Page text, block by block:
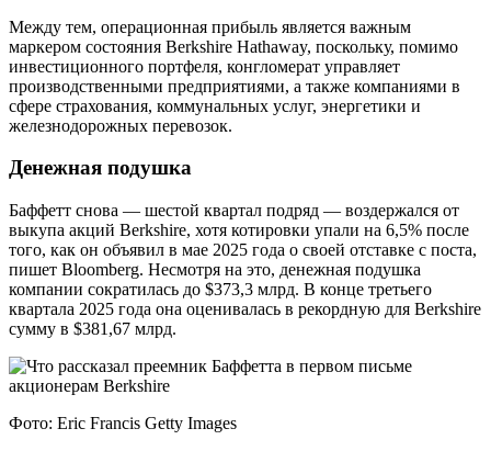
Между тем, операционная прибыль является важным
маркером состояния Berkshire Hathaway, поскольку, помимо
инвестиционного портфеля, конгломерат управляет
производственными предприятиями, а также компаниями в
сфере страхования, коммунальных услуг, энергетики и
железнодорожных перевозок.
Денежная подушка
Баффетт снова — шестой квартал подряд — воздержался от
выкупа акций Berkshire, хотя котировки упали на 6,5% после
того, как он объявил в мае 2025 года о своей отставке с поста,
пишет Bloomberg. Несмотря на это, денежная подушка
компании сократилась до $373,3 млрд. В конце третьего
квартала 2025 года она оценивалась в рекордную для Berkshire
сумму в $381,67 млрд.
Фото: Eric Francis Getty Images